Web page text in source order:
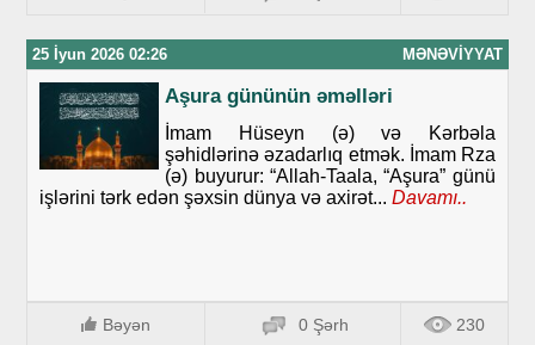
25 İyun 2026 02:26 MƏNƏVIYYAT
Aşura gününün əməlləri
İmam Hüseyn (ə) və Kərbəla
şəhidlərinə əzadarlıq etmək. İmam Rza
(ə) buyurur: “Allah-Taala, “Aşura” günü
işlərini tərk edən şəxsin dünya və axirət... Davamı..
Bəyən 0 Şərh 230